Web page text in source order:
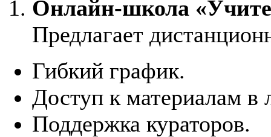
Онлайн-школа
Предлагает
Гибкий график.
Доступ к материалам в
Поддержка кураторов.